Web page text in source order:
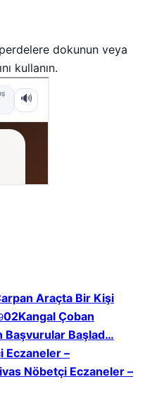
dokunun veya
kullanın.
Araçta Bir Kişi
02Kangal Çoban
Başvurular Başlad…
Eczaneler –
Nöbetçi Eczaneler –